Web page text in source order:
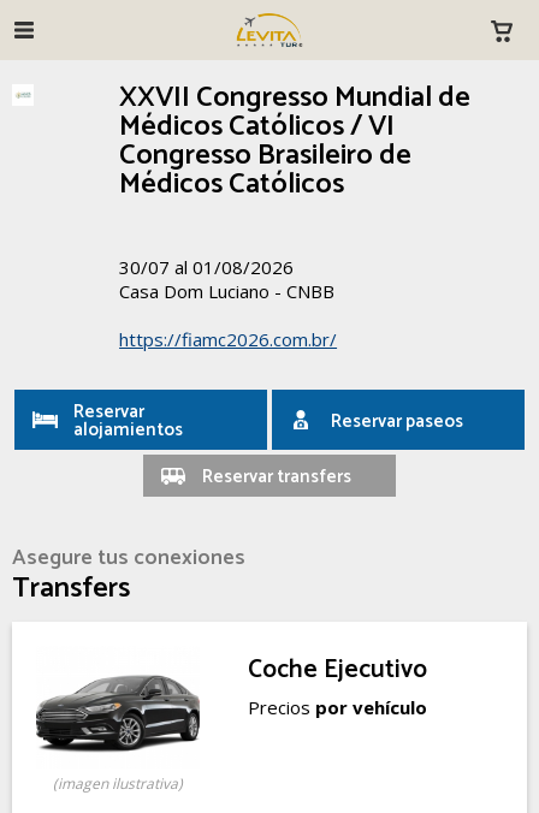
XXVII Congresso Mundial de
Médicos Católicos / VI
Congresso Brasileiro de
Médicos Católicos
30/07 al 01/08/2026
Casa Dom Luciano - CNBB
https://fiamc2026.com.br/
Reservar
alojamientos
Reservar paseos
Reservar transfers
Asegure tus conexiones
Transfers
(imagen ilustrativa)
Coche Ejecutivo
Precios por vehículo